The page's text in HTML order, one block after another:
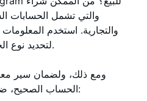
والتجارية. استخدم
لتحديد نوع الحساب الذي ترغب في شرائه.
ومع ذلك، ولضمان سير
الحساب الصحيح، ضع في اعتبارك النصائح التالية: